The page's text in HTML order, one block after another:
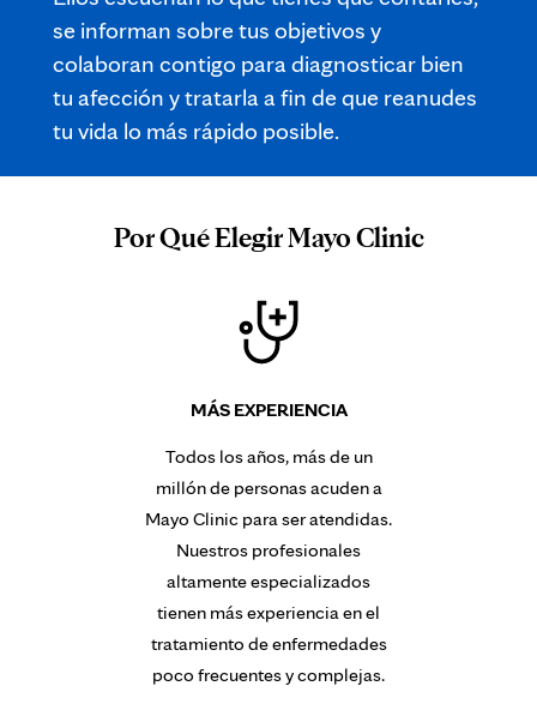
se informan sobre tus objetivos y
colaboran contigo para diagnosticar bien
tu afección y tratarla a fin de que reanudes
tu vida lo más rápido posible.
Por Qué Elegir Mayo Clinic
MÁS EXPERIENCIA
Todos los años, más de un
millón de personas acuden a
Mayo Clinic para ser atendidas.
Nuestros profesionales
altamente especializados
tienen más experiencia en el
tratamiento de enfermedades
poco frecuentes y complejas.